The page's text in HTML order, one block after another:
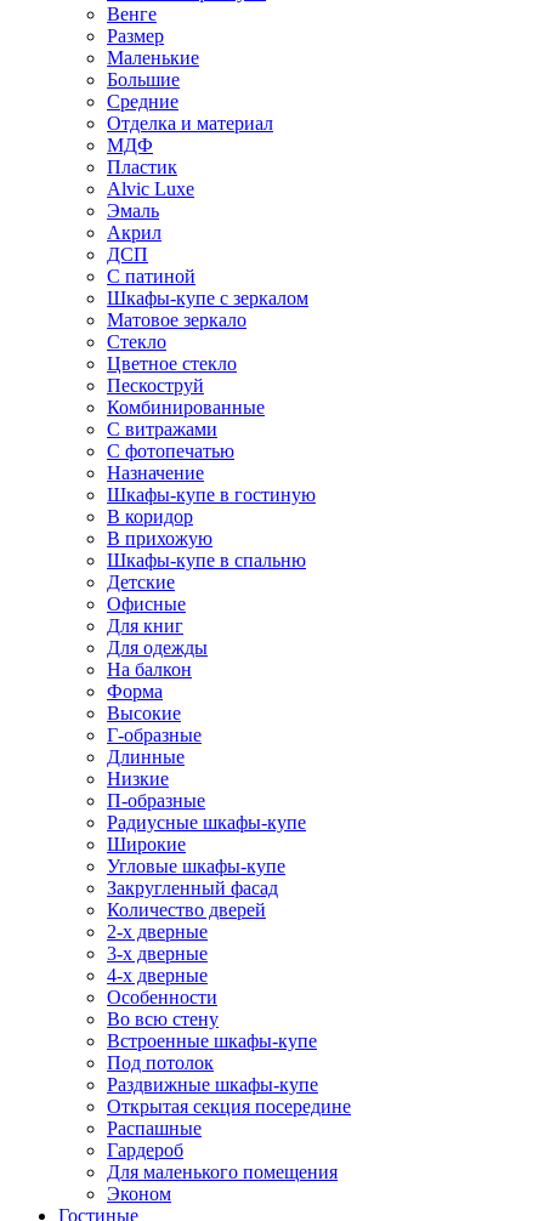
Венге
Размер
Маленькие
Большие
Средние
Отделка и материал
МДФ
Пластик
Alvic Luxe
Эмаль
Акрил
ДСП
С патиной
Шкафы-купе с зеркалом
Матовое зеркало
Стекло
Цветное стекло
Пескоструй
Комбинированные
С витражами
С фотопечатью
Назначение
Шкафы-купе в гостиную
В коридор
В прихожую
Шкафы-купе в спальню
Детские
Офисные
Для книг
Для одежды
На балкон
Форма
Высокие
Г-образные
Длинные
Низкие
П-образные
Радиусные шкафы-купе
Широкие
Угловые шкафы-купе
Закругленный фасад
Количество дверей
2-х дверные
3-х дверные
4-х дверные
Особенности
Во всю стену
Встроенные шкафы-купе
Под потолок
Раздвижные шкафы-купе
Открытая секция посередине
Распашные
Гардероб
Для маленького помещения
Эконом
Гостиные